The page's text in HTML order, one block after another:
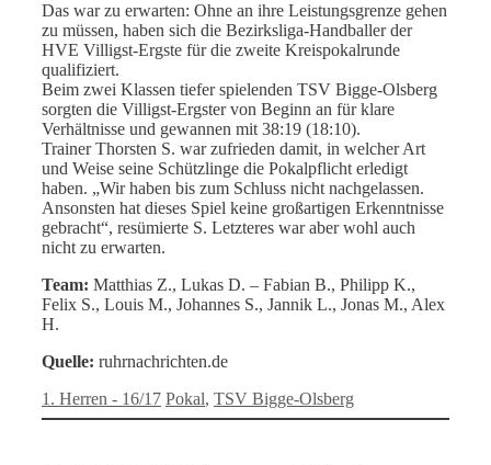
Das war zu erwarten: Ohne an ihre Leistungsgrenze gehen
zu müssen, haben sich die Bezirksliga-Handballer der
HVE Villigst-Ergste für die zweite Kreispokalrunde
qualifiziert.
Beim zwei Klassen tiefer spielenden TSV Bigge-Olsberg
sorgten die Villigst-Ergster von Beginn an für klare
Verhältnisse und gewannen mit 38:19 (18:10).
Trainer Thorsten S. war zufrieden damit, in welcher Art
und Weise seine Schützlinge die Pokalpflicht erledigt
haben. „Wir haben bis zum Schluss nicht nachgelassen.
Ansonsten hat dieses Spiel keine großartigen Erkenntnisse
gebracht“, resümierte S. Letzteres war aber wohl auch
nicht zu erwarten.
Team: Matthias Z., Lukas D. – Fabian B., Philipp K.,
Felix S., Louis M., Johannes S., Jannik L., Jonas M., Alex
H.
Quelle: ruhrnachrichten.de
Kategorien
1. Herren - 16/17 Schlagwörter
Pokal, TSV Bigge-Olsberg